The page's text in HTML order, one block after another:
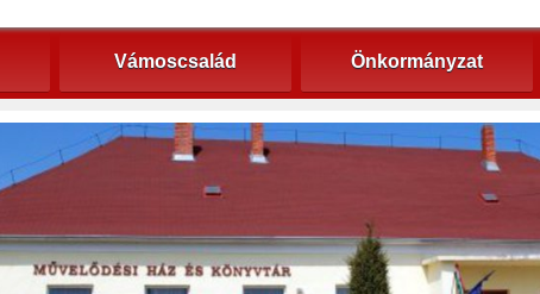
Vámoscsalád Önkormányzat